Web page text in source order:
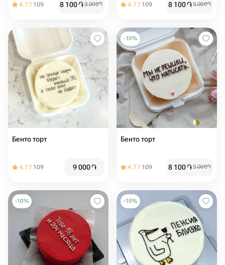
4.77 109 8 100֏9 000֏ 4.77 109 8 100֏9 000֏
Бенто торт
4.77 109 9 000֏
-10%
Бенто торт
4.77 109 8 100֏9 000֏
-10% -10%